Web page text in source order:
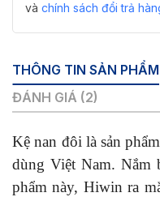
lượng
và chính sách đổi trả
THÔNG TIN SẢN PHẨM
ĐÁNH GIÁ (2)
Kệ nan đôi là sản
dùng Việt Nam. Nắm
phẩm này, Hiwin ra